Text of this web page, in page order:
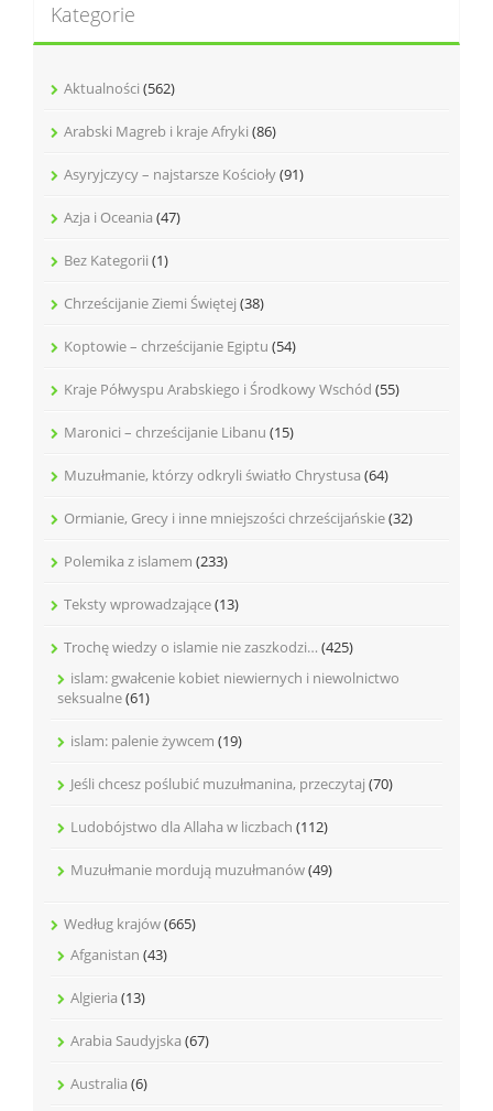
:
Kategorie
Aktualności (562)
Arabski Magreb i kraje Afryki (86)
Asyryjczycy – najstarsze Kościoły(91)
Azja i Oceania (47)
Bez Kategorii (1)
Chrześcijanie Ziemi Świętej (38)
Koptowie – chrześcijanie Egiptu (54)
Kraje Półwyspu Arabskiego i Środkowy Wschód (55)
Maronici – chrześcijanie Libanu (15)
Muzułmanie, którzy odkryli światło Chrystusa (64)
Ormianie, Grecy i inne mniejszości chrześcijańskie(32)
Polemika z islamem (233)
Teksty wprowadzające(13)
Trochę wiedzy o islamie nie zaszkodzi… (425)
islam: gwałcenie kobiet niewiernych i niewolnictwo
seksualne(61)
islam: palenie żywcem (19)
Jeśli chcesz poślubić muzułmanina, przeczytaj (70)
Ludobójstwo dla Allaha w liczbach (112)
Muzułmanie mordują muzułmanów(49)
Według krajów(665)
Afganistan (43)
Algieria (13)
Arabia Saudyjska (67)
Australia (6)